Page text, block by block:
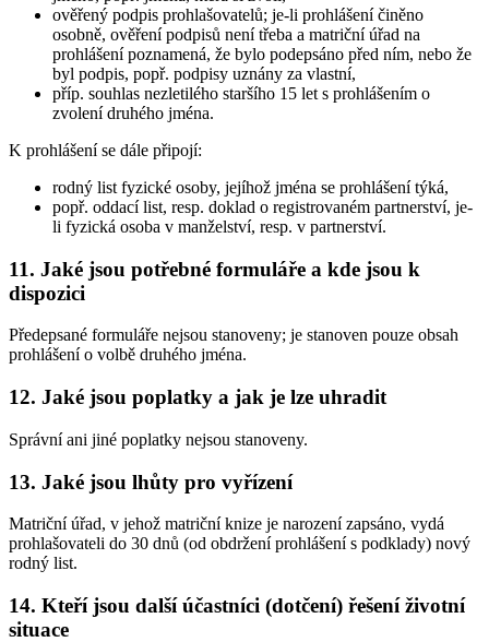
ověřený podpis prohlašovatelů; je-li prohlášení činěno
osobně, ověření podpisů není třeba a matriční úřad na
prohlášení poznamená, že bylo podepsáno před ním, nebo že
byl podpis, popř. podpisy uznány za vlastní,
příp. souhlas nezletilého staršího 15 let s prohlášením o
zvolení druhého jména.
K prohlášení se dále připojí:
rodný list fyzické osoby, jejíhož jména se prohlášení týká,
popř. oddací list, resp. doklad o registrovaném partnerství, je-
li fyzická osoba v manželství, resp. v partnerství.
11. Jaké jsou potřebné formuláře a kde jsou k
dispozici
Předepsané formuláře nejsou stanoveny; je stanoven pouze obsah
prohlášení o volbě druhého jména.
12. Jaké jsou poplatky a jak je lze uhradit
Správní ani jiné poplatky nejsou stanoveny.
13. Jaké jsou lhůty pro vyřízení
Matriční úřad, v jehož matriční knize je narození zapsáno, vydá
prohlašovateli do 30 dnů (od obdržení prohlášení s podklady) nový
rodný list.
14. Kteří jsou další účastníci (dotčení) řešení životní
situace